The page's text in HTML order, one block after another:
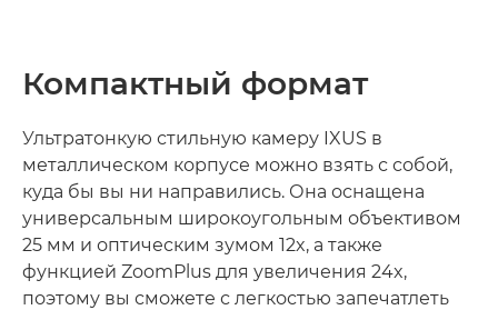
Компактный формат
Ультратонкую стильную камеру IXUS в
металлическом корпусе можно взять с собой,
куда бы вы ни направились. Она оснащена
универсальным широкоугольным объективом
25 мм и оптическим зумом 12x, а также
функцией ZoomPlus для увеличения 24x,
поэтому вы сможете с легкостью запечатлеть